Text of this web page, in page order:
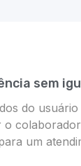
sem
do usuário
o
um